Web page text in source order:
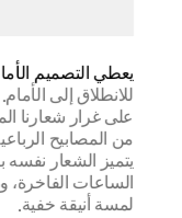
يعطي التصميم
للانطلاق إلى
على غرار شعارنا
من المصابيح
لمسة أنيقة خفية.